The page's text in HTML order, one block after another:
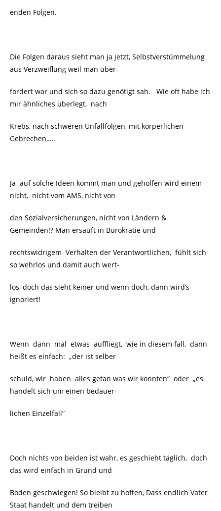
enden Folgen.
Die Folgen daraus sieht man ja jetzt, Selbstverstümmelung
aus Verzweiflung weil man über-
fordert war und sich so dazu genötigt sah. Wie oft habe ich
mir ähnliches überlegt, nach
Krebs, nach schweren Unfallfolgen, mit körperlichen
Gebrechen,….
Ja auf solche Ideen kommt man und geholfen wird einem
nicht, nicht vom AMS, nicht von
den Sozialversicherungen, nicht von Ländern &
Gemeinden!? Man ersäuft in Bürokratie und
rechtswidrigem Verhalten der Verantwortlichen, fühlt sich
so wehrlos und damit auch wert-
los, doch das sieht keiner und wenn doch, dann wird’s
ignoriert!
Wenn dann mal etwas auffliegt, wie in diesem fall, dann
heißt es einfach: „der ist selber
schuld, wir haben alles getan was wir konnten“ oder „es
handelt sich um einen bedauer-
lichen Einzelfall“
Doch nichts von beiden ist wahr, es geschieht täglich, doch
das wird einfach in Grund und
Boden geschwiegen! So bleibt zu hoffen, Dass endlich Vater
Staat handelt und dem treiben